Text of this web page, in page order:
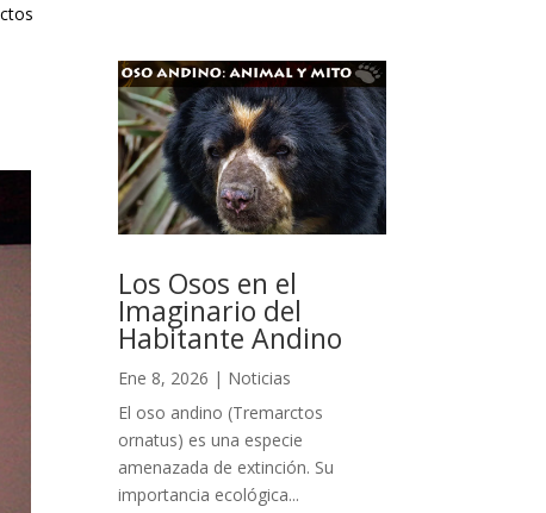
Los Osos en el
Imaginario del
Habitante Andino
Ene 8, 2026 | Noticias
El oso andino (Tremarctos
ornatus) es una especie
amenazada de extinción. Su
importancia ecológica...